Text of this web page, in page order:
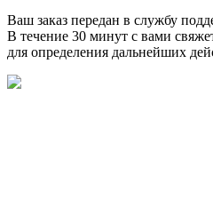
Ваш заказ передан в службу
В течение 30 минут с вами
для определения дальнейших